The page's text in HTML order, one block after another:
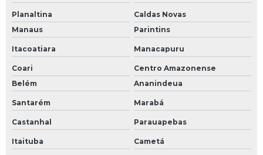
Planaltina
Caldas Novas
Manaus
Parintins
Itacoatiara Manacapuru
Coari
Centro Amazonense
Belém
Ananindeua
Santarém Marabá
Castanhal Parauapebas
Itaituba Cametá